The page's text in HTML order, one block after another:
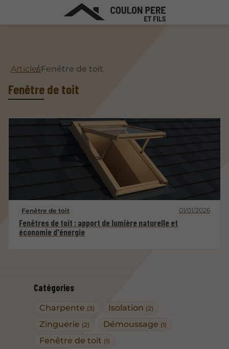
Catégories
Charpente (3) Isolation (2)
Zinguerie (2) Démoussage (1)
Fenêtre de toit (1)
ArticlesFenêtre de toit
Fenêtre de toit
Fenêtre de toit 01/01/2026
Fenêtres de toit : apport de lumière naturelle et
économie d'énergie